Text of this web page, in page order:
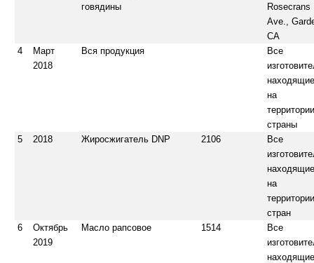
говядины
Rosecrans
Ave.,
CA
4
Март
2018
Вся продукция
Все
на
страны
5
2018 Жиросжигатель DNP 2106
Все
на
стран
6
Октябрь
2019
Масло рапсовое 1514
Все